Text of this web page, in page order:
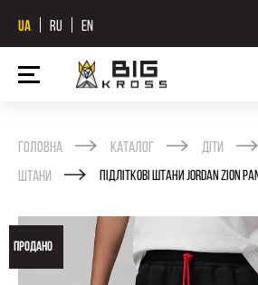
UA RU EN
Головна Каталог Діти
Штани
ПІДЛІТКОВІ ШТАНИ JORDAN ZION
ПРОДАНО